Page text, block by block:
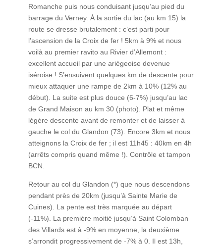
Romanche puis nous conduisant jusqu’au pied du
barrage du Verney. À la sortie du lac (au km 15) la
route se dresse brutalement : c’est parti pour
l’ascension de la Croix de fer ! 5km à 9% et nous
voilà au premier ravito au Rivier d’Allemont :
excellent accueil par une ariégeoise devenue
iséroise ! S’ensuivent quelques km de descente pour
mieux attaquer une rampe de 2km à 10% (12% au
début). La suite est plus douce (6-7%) jusqu’au lac
de Grand Maison au km 30 (photo). Plat et même
légère descente avant de remonter et de laisser à
gauche le col du Glandon (73). Encore 3km et nous
atteignons la Croix de fer ; il est 11h45 : 40km en 4h
(arrêts compris quand même !). Contrôle et tampon
BCN.
Retour au col du Glandon (*) que nous descendons
pendant près de 20km (jusqu’à Sainte Marie de
Cuines). La pente est très marquée au départ
(-11%). La première moitié jusqu’à Saint Colomban
des Villards est à -9% en moyenne, la deuxième
s’arrondit progressivement de -7% à 0. Il est 13h,